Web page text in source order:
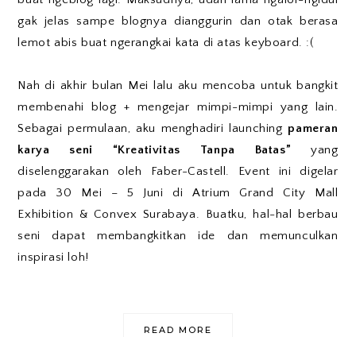
gak jelas sampe blognya dianggurin dan otak berasa
lemot abis buat ngerangkai kata di atas keyboard. :(
Nah di akhir bulan Mei lalu aku mencoba untuk bangkit
membenahi blog + mengejar mimpi-mimpi yang lain.
Sebagai permulaan, aku menghadiri launching pameran
karya seni “Kreativitas Tanpa Batas” yang
diselenggarakan oleh Faber-Castell. Event ini digelar
pada 30 Mei – 5 Juni di Atrium Grand City Mall
Exhibition & Convex Surabaya. Buatku, hal-hal berbau
seni dapat membangkitkan ide dan memunculkan
inspirasi loh!
READ MORE